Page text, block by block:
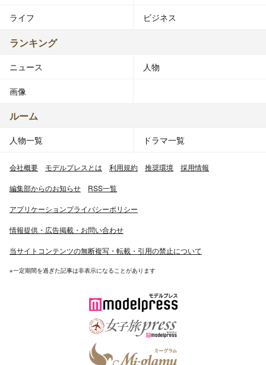
ライフ ビジネス
ランキング
ニュース 人物
画像
ルーム
人物一覧 ドラマ一覧
会社概要 モデルプレスとは 利用規約 推奨環境 採用情報
編集部からのお知らせ RSS一覧
アプリケーションプライバシーポリシー
情報提供・広告掲載・お問い合わせ
当サイトコンテンツの無断複写・転載・引用の禁止について
※一定期間を過ぎた記事は非表示になることがあります